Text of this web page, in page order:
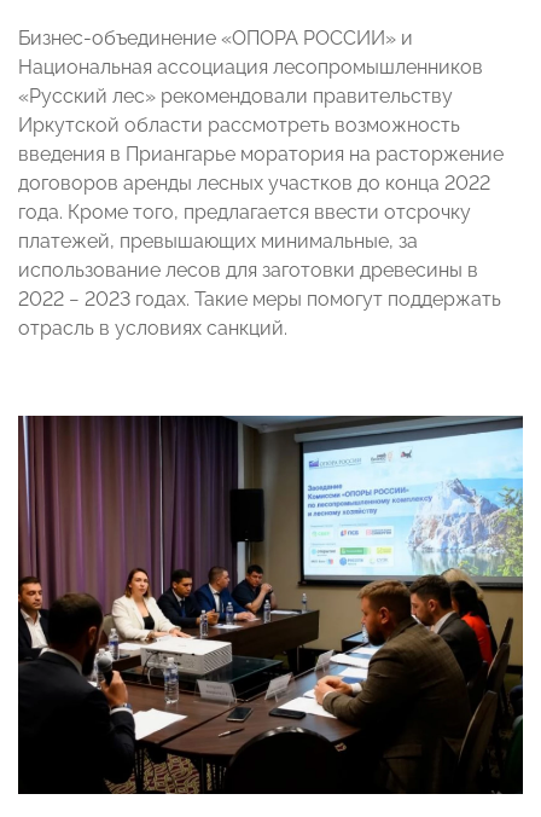
Бизнес-объединение «ОПОРА РОССИИ» и
Национальная ассоциация лесопромышленников
«Русский лес» рекомендовали правительству
Иркутской области рассмотреть возможность
введения в Приангарье моратория на расторжение
договоров аренды лесных участков до конца 2022
года. Кроме того, предлагается ввести отсрочку
платежей, превышающих минимальные, за
использование лесов для заготовки древесины в
2022 − 2023 годах. Такие меры помогут поддержать
отрасль в условиях санкций.